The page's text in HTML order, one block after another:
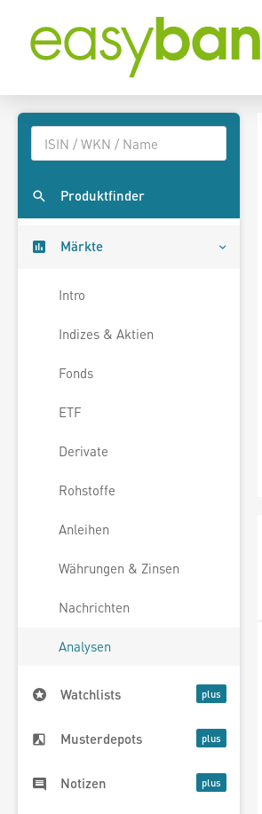
Produktfinder
Märkte
Intro
Indizes & Aktien
Fonds
ETF
Derivate
Rohstoffe
Anleihen
Währungen & Zinsen
Nachrichten
Analysen
Watchlists
Musterdepots
Notizen